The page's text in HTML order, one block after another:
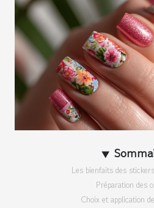
Les bienfaits des
Préparation des
Choix et application